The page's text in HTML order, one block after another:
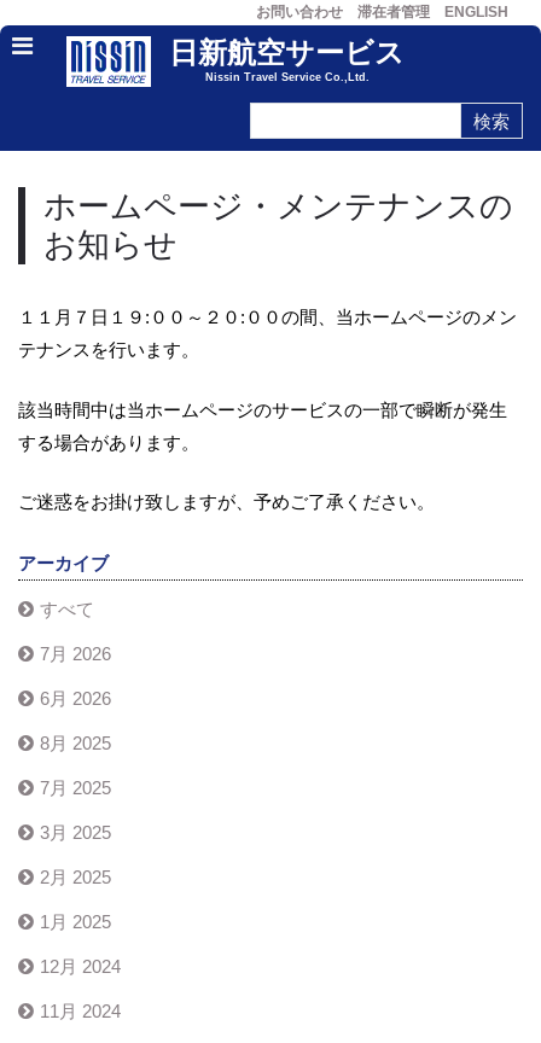
お問い合わせ 滞在者管理 ENGLISH
日新航空サービス
Nissin Travel Service Co.,Ltd.
ホームページ・メンテナンスの
お知らせ
１１月７日１９:００～２０:００の間、当ホームページのメン
テナンスを行います。
該当時間中は当ホームページのサービスの一部で瞬断が発生
する場合があります。
ご迷惑をお掛け致しますが、予めご了承ください。
アーカイブ
すべて
7月 2026
6月 2026
8月 2025
7月 2025
3月 2025
2月 2025
1月 2025
12月 2024
11月 2024